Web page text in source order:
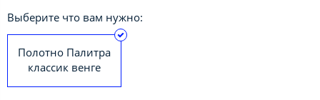
Выберите что вам нужно:
Полотно Палитра
классик венге